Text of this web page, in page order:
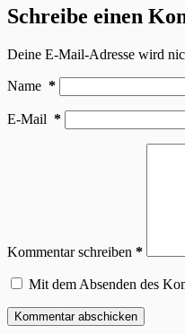
Schreibe einen
Deine E-Mail-Adresse wird
Name *
E-Mail *
Kommentar schreiben *
Mit dem Absenden des
Kommentar abschicken